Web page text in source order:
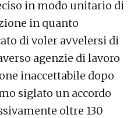
in modo unitario di
in quanto
di voler avvelersi di
agenzie di lavoro
inaccettabile dopo
siglato un accordo
oltre 130